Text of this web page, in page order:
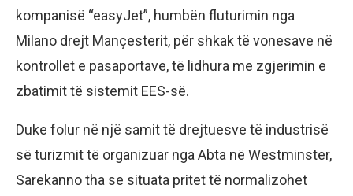
kompanisë “easyJet”, humbën fluturimin nga
Milano drejt Mançesterit, për shkak të vonesave në
kontrollet e pasaportave, të lidhura me zgjerimin e
zbatimit të sistemit EES-së.
Duke folur në një samit të drejtuesve të industrisë
së turizmit të organizuar nga Abta në Westminster,
Sarekanno tha se situata pritet të normalizohet